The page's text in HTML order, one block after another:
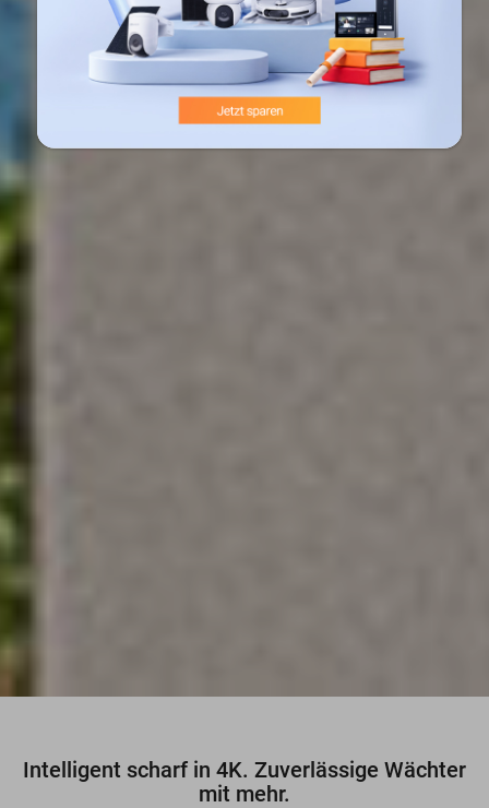
Intelligent scharf in 4K. Zuverlässige Wächter
mit mehr.